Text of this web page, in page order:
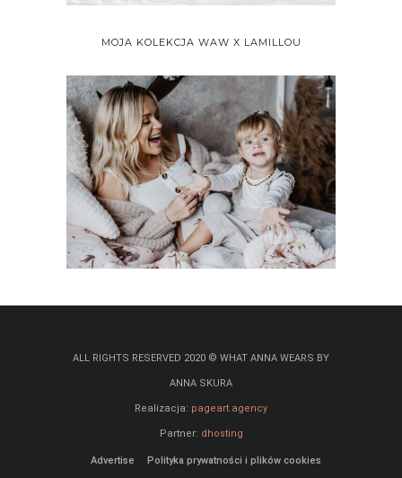
MOJA KOLEKCJA WAW X LAMILLOU
ALL RIGHTS RESERVED 2020 © WHAT ANNA WEARS BY
ANNA SKURA
Realizacja: pageart.agency
Partner: dhosting
Advertise Polityka prywatności i plików cookies